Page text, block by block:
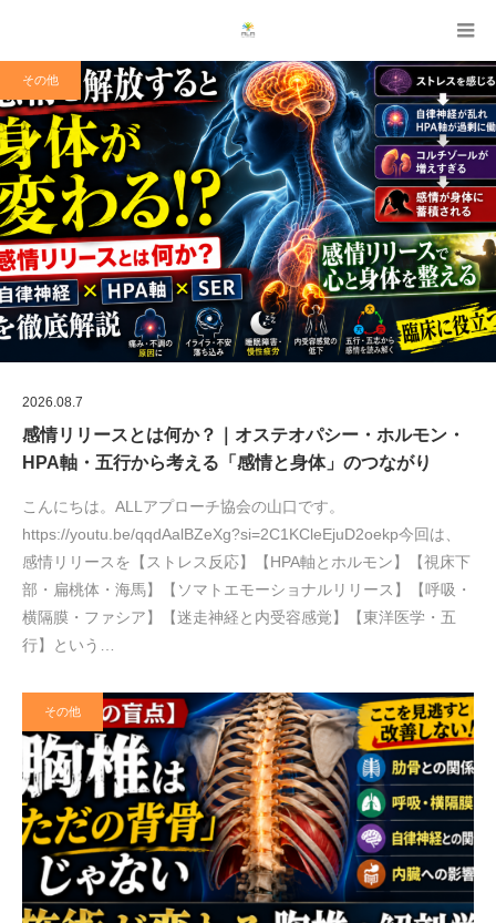
その他
2026.08.7
感情リリースとは何か？｜オステオパシー・ホルモン・
HPA軸・五行から考える「感情と身体」のつながり
こんにちは。ALLアプローチ協会の山口です。
https://youtu.be/qqdAalBZeXg?si=2C1KCleEjuD2oekp今回は、
感情リリースを【ストレス反応】【HPA軸とホルモン】【視床下
部・扁桃体・海馬】【ソマトエモーショナルリリース】【呼吸・
横隔膜・ファシア】【迷走神経と内受容感覚】【東洋医学・五
行】という…
その他